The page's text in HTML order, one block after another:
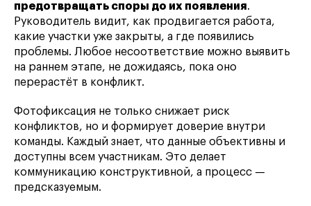
предотвращать споры до их появления.
Руководитель видит, как продвигается работа,
какие участки уже закрыты, а где появились
проблемы. Любое несоответствие можно выявить
на раннем этапе, не дожидаясь, пока оно
перерастёт в конфликт.
Фотофиксация не только снижает риск
конфликтов, но и формирует доверие внутри
команды. Каждый знает, что данные объективны и
доступны всем участникам. Это делает
коммуникацию конструктивной, а процесс —
предсказуемым.